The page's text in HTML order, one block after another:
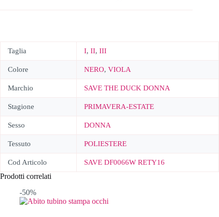
Taglia I, II, III
Colore NERO, VIOLA
Marchio SAVE THE DUCK DONNA
Stagione PRIMAVERA-ESTATE
Sesso DONNA
Tessuto POLIESTERE
Cod Articolo SAVE DF0066W RETY16
Prodotti correlati
-50%